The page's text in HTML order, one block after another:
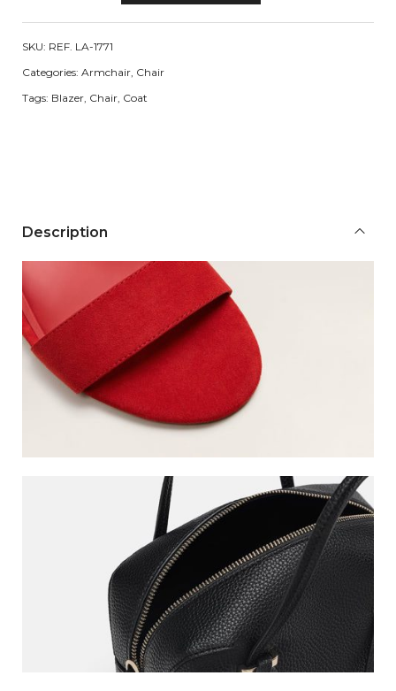
n
C
T
a
q
u
a
i
SKU: REF. LA-1771
Categories: Armchair, Chair
Tags: Blazer, Chair, Coat
Description